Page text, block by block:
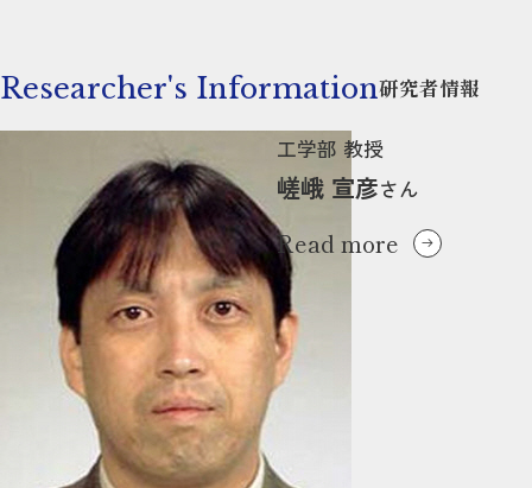
Researcher's Information研究者情報
工学部 教授
嵯峨 宣彦さん
Read more